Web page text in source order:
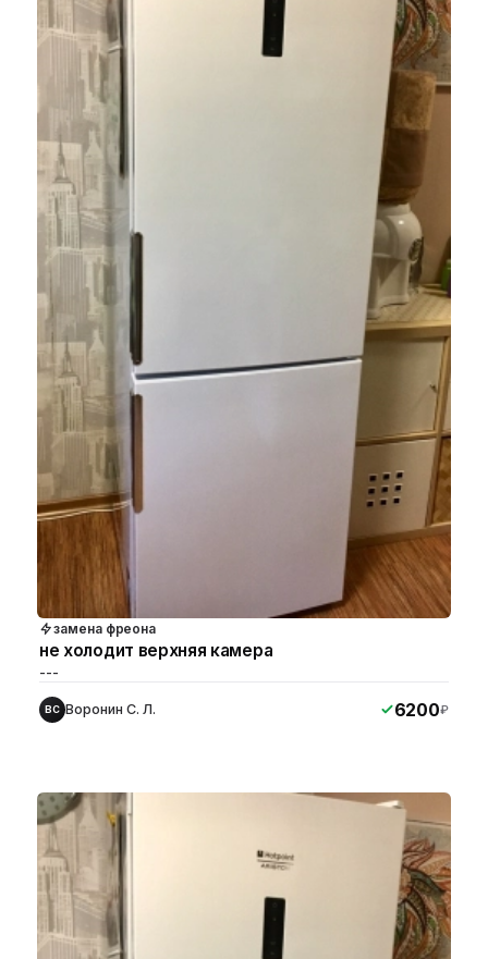
замена фреона
не холодит верхняя камера
---
ВС Воронин С. Л. 6200₽